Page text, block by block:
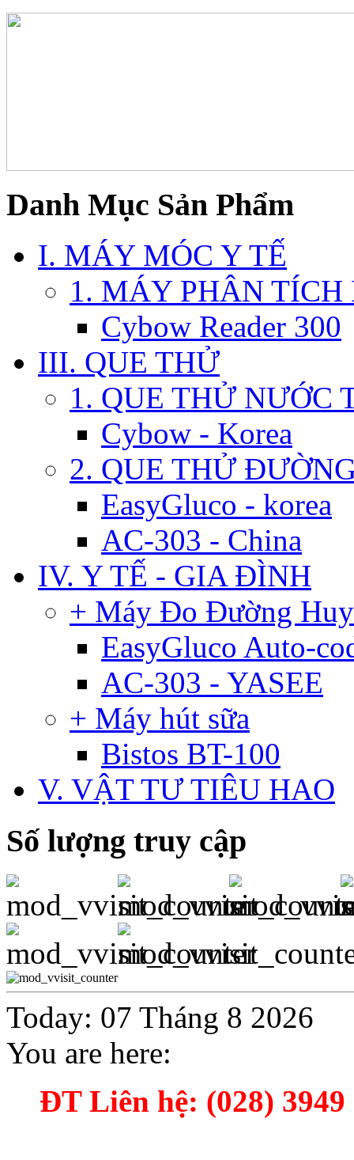
Danh Mục Sản Phẩm
I. MÁY MÓC Y TẾ
1. MÁY PHÂN TÍCH
Cybow Reader 300
III. QUE THỬ
1. QUE THỬ NƯỚC
Cybow - Korea
2. QUE THỬ
EasyGluco - korea
AC-303 - China
IV. Y TẾ - GIA ĐÌNH
+ Máy Đo Đường
EasyGluco Auto-
AC-303 - YASEE
+ Máy hút sữa
Bistos BT-100
V. VẬT TƯ TIÊU HAO
Số lượng truy cập
Today: 07 Tháng 8 2026
You are here:
ĐT Liên hệ: (028) 3949